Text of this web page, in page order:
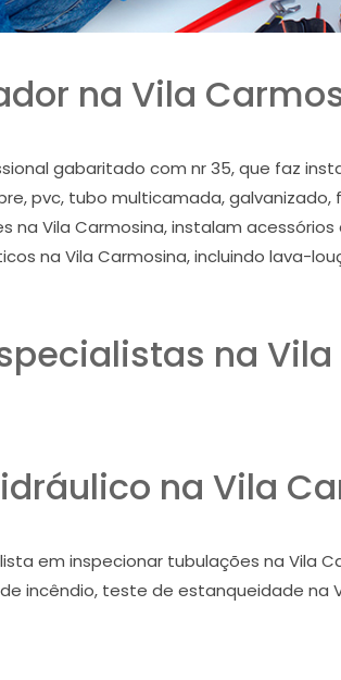
na Vila
gabaritado com nr 35, que faz
pvc, tubo multicamada,
na Vila Carmosina, instalam
na Vila Carmosina, incluindo lava-
na
na Vila
em inspecionar tubulações na Vila
incêndio, teste de estanqueidade na